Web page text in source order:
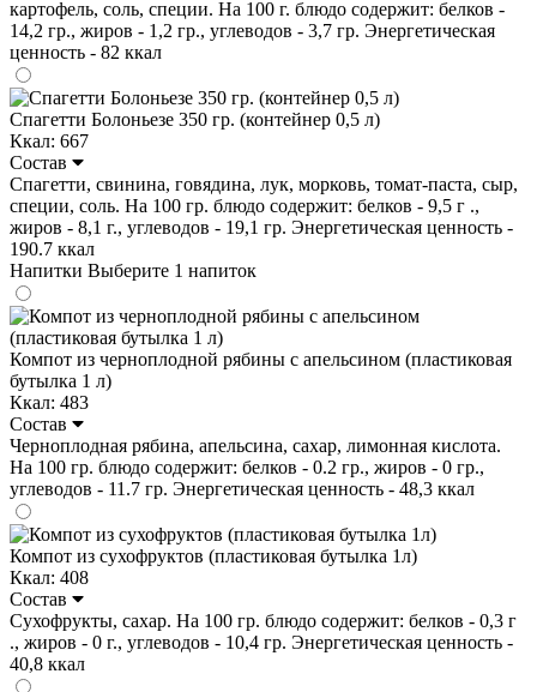
картофель, соль, специи. На 100 г. блюдо содержит: белков -
14,2 гр., жиров - 1,2 гр., углеводов - 3,7 гр. Энергетическая
ценность - 82 ккал
Спагетти Болоньезе 350 гр. (контейнер 0,5 л)
Ккал: 667
Состав
Спагетти, свинина, говядина, лук, морковь, томат-паста, сыр,
специи, соль. На 100 гр. блюдо содержит: белков - 9,5 г .,
жиров - 8,1 г., углеводов - 19,1 гр. Энергетическая ценность -
190.7 ккал
Напитки Выберите 1 напиток
Компот из черноплодной рябины с апельсином (пластиковая
бутылка 1 л)
Ккал: 483
Состав
Черноплодная рябина, апельсина, сахар, лимонная кислота.
На 100 гр. блюдо содержит: белков - 0.2 гр., жиров - 0 гр.,
углеводов - 11.7 гр. Энергетическая ценность - 48,3 ккал
Компот из сухофруктов (пластиковая бутылка 1л)
Ккал: 408
Состав
Сухофрукты, сахар. На 100 гр. блюдо содержит: белков - 0,3 г
., жиров - 0 г., углеводов - 10,4 гр. Энергетическая ценность -
40,8 ккал